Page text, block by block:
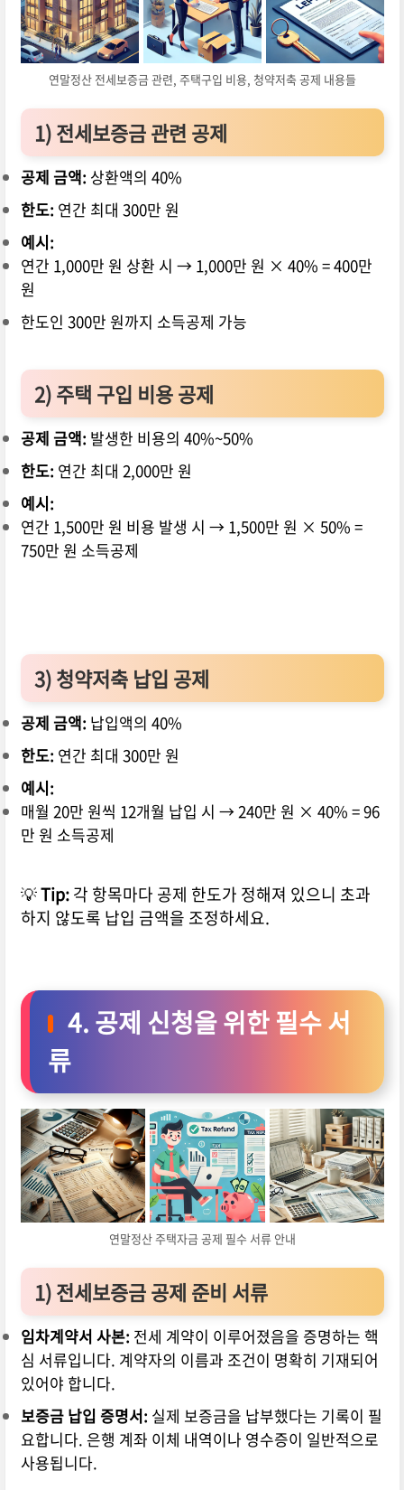
연말정산 전세보증금 관련, 주택구입 비용, 청약저축 공제 내용들
1) 전세보증금 관련 공제
공제 금액: 상환액의 40%
한도: 연간 최대 300만 원
예시:
연간 1,000만 원 상환 시 → 1,000만 원 × 40% = 400만
원
한도인 300만 원까지 소득공제 가능
2) 주택 구입 비용 공제
공제 금액: 발생한 비용의 40%~50%
한도: 연간 최대 2,000만 원
예시:
연간 1,500만 원 비용 발생 시 → 1,500만 원 × 50% =
750만 원 소득공제
3) 청약저축 납입 공제
공제 금액: 납입액의 40%
한도: 연간 최대 300만 원
예시:
매월 20만 원씩 12개월 납입 시 → 240만 원 × 40% = 96
만 원 소득공제
💡Tip:각 항목마다 공제 한도가 정해져 있으니 초과
하지 않도록 납입 금액을 조정하세요.
4. 공제 신청을 위한 필수 서
류
연말정산 주택자금 공제 필수 서류 안내
1) 전세보증금 공제 준비 서류
임차계약서 사본: 전세 계약이 이루어졌음을 증명하는 핵
심 서류입니다. 계약자의 이름과 조건이 명확히 기재되어
있어야 합니다.
보증금 납입 증명서: 실제 보증금을 납부했다는 기록이 필
요합니다. 은행 계좌 이체 내역이나 영수증이 일반적으로
사용됩니다.